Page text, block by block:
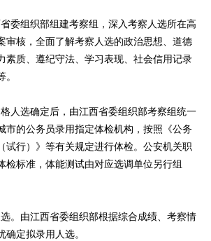
组织部组建考察组，深入考察人选所在高
审核，全面了解考察人选的政治思想、道德
素质、遵纪守法、学习表现、社会信用记录
选确定后，由江西省委组织部考察组统一
市的公务员录用指定体检机构，按照《公务
试行）》等有关规定进行体检。公安机关职
检标准，体能测试由对应选调单位另行组
由江西省委组织部根据综合成绩、考察情
定拟录用人选。